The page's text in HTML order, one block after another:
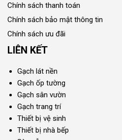
Chính sách thanh toán
Chính sách bảo mật thông tin
Chính sách ưu đãi
LIÊN KẾT
Gạch lát nền
Gạch ốp tường
Gạch sân vườn
Gạch trang trí
Thiết bị vệ sinh
Thiết bị nhà bếp